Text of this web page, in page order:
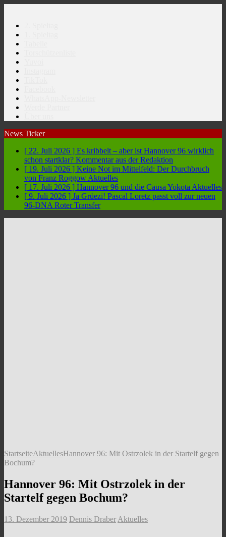
News Ticker
[ 22. Juli 2026 ] Es kribbelt – aber ist Hannover 96 wirklich
schon startklar? Kommentar aus der Redaktion
[ 19. Juli 2026 ] Keine Not im Mittelfeld: Der Durchbruch
von Franz Roggow Aktuelles
[ 17. Juli 2026 ] Hannover 96 und die Causa Yokota Aktuelles
[ 9. Juli 2026 ] Ja Grüezi! Pascal Loretz passt voll zur neuen
96-DNA Roter Transfer
StartseiteAktuellesHannover 96: Mit Ostrzolek in der Startelf gegen
Bochum?
Hannover 96: Mit Ostrzolek in der
Startelf gegen Bochum?
13. Dezember 2019 Dennis Draber Aktuelles